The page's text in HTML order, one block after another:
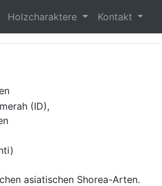
Holzcharaktere Kontakt
(ID),
asiatischen Shorea-Arten.